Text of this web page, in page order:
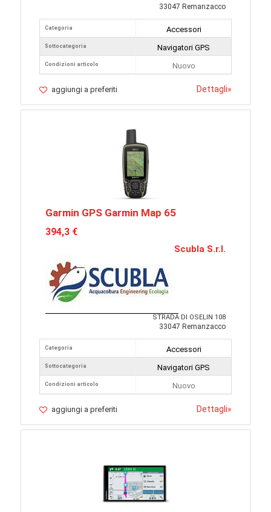
33047 Remanzacco
Categoria
Sottocategoria
Condizioni articolo
Accessori
Navigatori GPS
Nuovo
aggiungi a preferiti Dettagli»
Garmin GPS Garmin Map 65
394,3 €
Scubla S.r.l.
STRADA DI OSELIN 108
33047 Remanzacco
Categoria
Sottocategoria
Condizioni articolo
Accessori
Navigatori GPS
Nuovo
aggiungi a preferiti Dettagli»